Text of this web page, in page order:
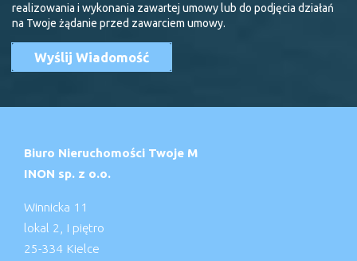
realizowania i wykonania zawartej umowy lub do podjęcia działań
na Twoje żądanie przed zawarciem umowy.
Biuro Nieruchomości Twoje M
INON sp. z o.o.
Winnicka 11
lokal 2, I piętro
25-334 Kielce